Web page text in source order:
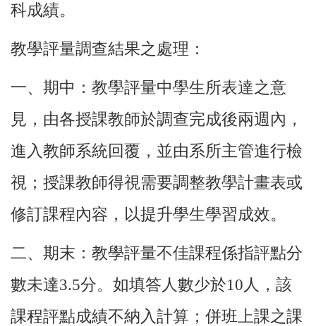
科成績。
教學評量調查結果之處理：
一、期中：教學評量中學生所表達之意
見，由各授課教師於調查完成後兩週內，
進入教師系統回覆，並由系所主管進行檢
視；授課教師得視需要調整教學計畫表或
修訂課程內容，以提升學生學習成效。
二、期末：教學評量不佳課程係指評點分
數未達3.5分。如填答人數少於10 人，該
課程評點成績不納入計算；併班上課之課